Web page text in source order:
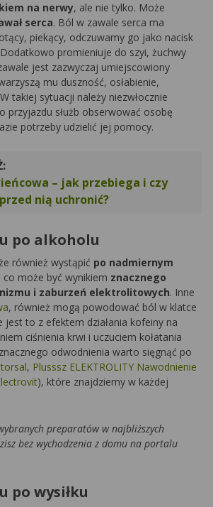
na nerwy, ale nie tylko. Może
serca. Ból w zawale serca ma
piekący, odczuwamy go jako nacisk
promieniuje do szyi, żuchwy
jest zazwyczaj umiejscowiony
mu duszność, osłabienie,
takiej sytuacji należy niezwłocznie
przyjazdu służb obserwować osobę
potrzeby udzielić jej pomocy.
– jak przebiega i czy
nią uchronić?
po alkoholu
również wystąpić po nadmiernym
co może być wynikiem znacznego
i zaburzeń elektrolitowych. Inne
, również mogą powodować ból w klatce
jest to z efektem działania kofeiny na
ciśnienia krwi i uczuciem kołatania
odwodnienia warto sięgnąć po
, Plusssz ELEKTROLITY Nawodnienie
), które znajdziemy w każdej
preparatów w najbliższych
bez wychodzenia z domu na portalu
po wysiłku